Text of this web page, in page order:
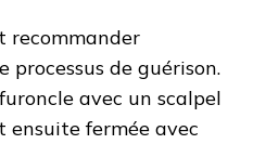
recommander
processus de guérison.
avec un scalpel
ensuite fermée avec